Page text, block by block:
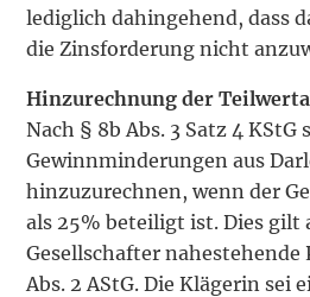
lediglich dahingehend, dass
die Zinsforderung nicht
Hinzurechnung der
Nach § 8b Abs. 3 Satz 4 KStG
Gewinnminderungen aus
hinzuzurechnen, wenn der
als 25% beteiligt ist. Dies gilt
Gesellschafter nahestehende
Abs. 2 AStG. Die Klägerin sei